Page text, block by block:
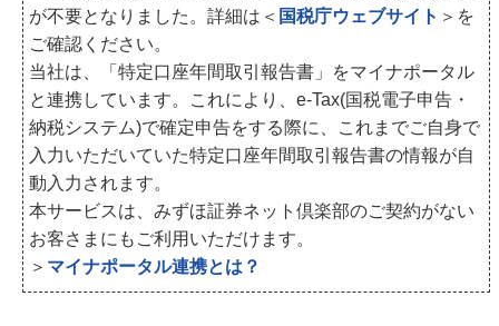
が不要となりました。詳細は＜ 国税庁ウェブサイト ＞を
ご確認ください。
当社は、「特定口座年間取引報告書」をマイナポータル
と連携しています。これにより、e-Tax(国税電子申告・
納税システム)で確定申告をする際に、これまでご自身で
入力いただいていた特定口座年間取引報告書の情報が自
動入力されます。
本サービスは、みずほ証券ネット倶楽部のご契約がない
お客さまにもご利用いただけます。
＞ マイナポータル連携とは？